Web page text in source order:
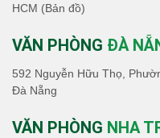
HCM (Bản đồ)
VĂN PHÒNG ĐÀ
592 Nguyễn Hữu Thọ,
Đà Nẵng
VĂN PHÒNG NHA